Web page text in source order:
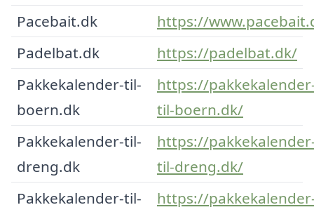
Pacebait.dk
https://
Padelbat.dk
https://padelbat.dk/
Pakkekalender-til-
boern.dk
https://
til-boern.dk/
Pakkekalender-til-
dreng.dk
https://
til-dreng.dk/
Pakkekalender-til-
https://